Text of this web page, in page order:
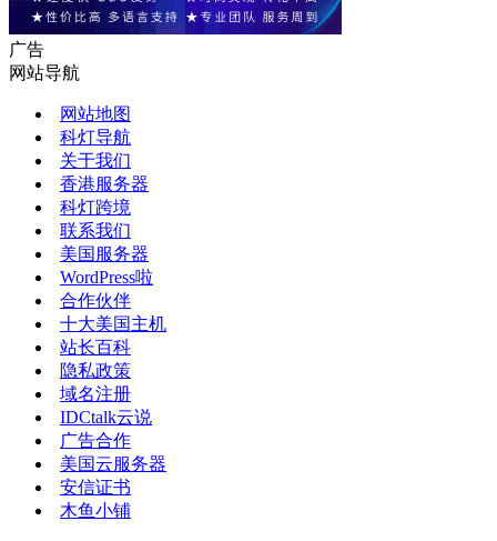
广告
网站导航
网站地图
科灯导航
关于我们
香港服务器
科灯跨境
联系我们
美国服务器
WordPress啦
合作伙伴
十大美国主机
站长百科
隐私政策
域名注册
IDCtalk云说
广告合作
美国云服务器
安信证书
木鱼小铺